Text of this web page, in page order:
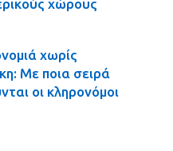
χώρους
χωρίς
Με ποια σειρά
οι κληρονόμοι